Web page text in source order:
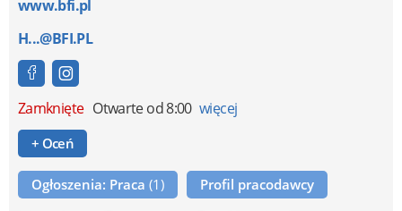
www.bfi.pl
H...@BFI.PL
Zamknięte Otwarte od 8:00 więcej
+ Oceń
Ogłoszenia: Praca (1) Profil pracodawcy